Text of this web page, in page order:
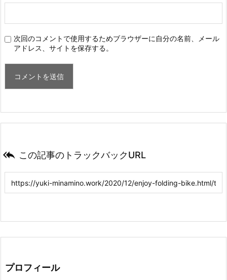
次回のコメントで使用するためブラウザーに自分の名前、メール
アドレス、サイトを保存する。
 この記事のトラックバックURL
プロフィール